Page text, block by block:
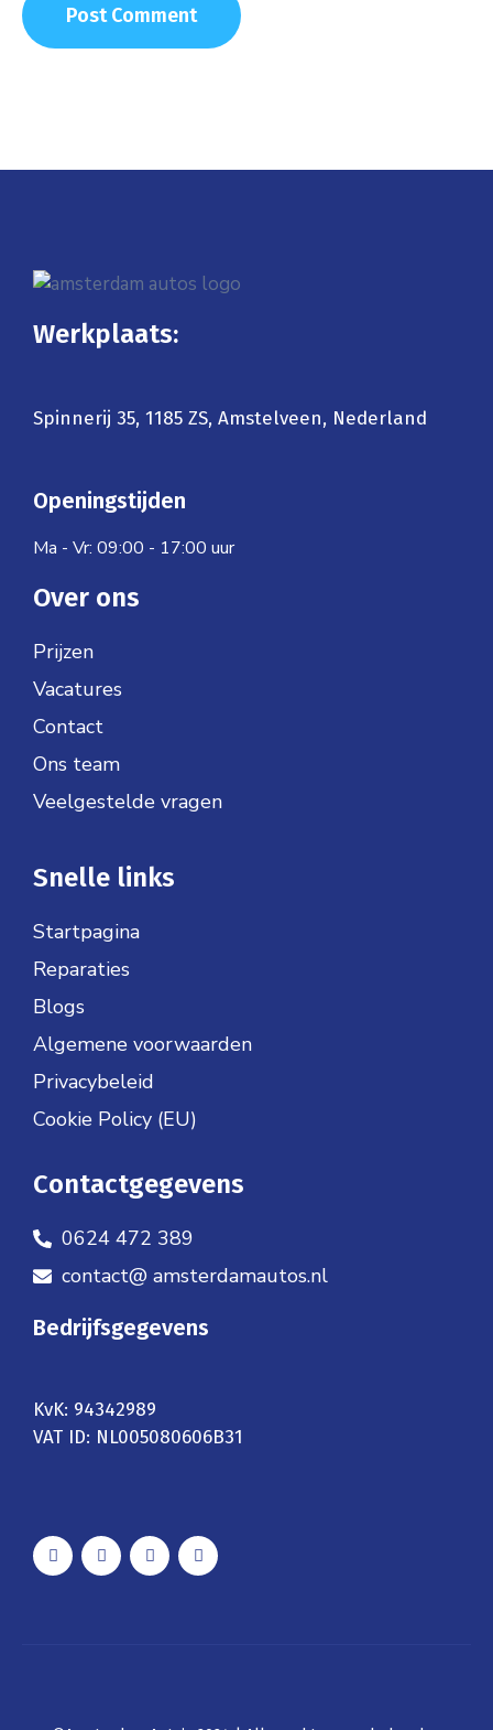
Werkplaats:
Spinnerij 35, 1185 ZS, Amstelveen, Nederland
Openingstijden
Ma - Vr: 09:00 - 17:00 uur
Over ons
Prijzen
Vacatures
Contact
Ons team
Veelgestelde vragen
Snelle links
Startpagina
Reparaties
Blogs
Algemene voorwaarden
Privacybeleid
Cookie Policy (EU)
Contactgegevens
0624 472 389
contact@ amsterdamautos.nl
Bedrijfsgegevens
KvK: 94342989
VAT ID: NL005080606B31